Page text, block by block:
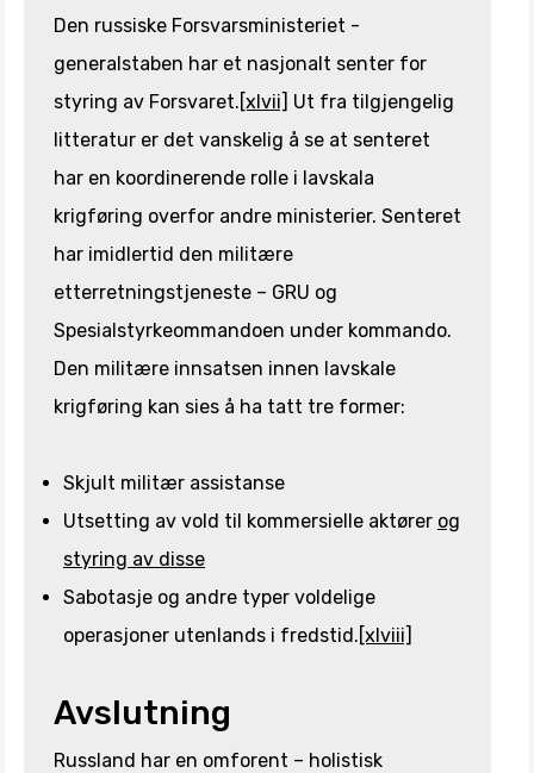
Den russiske Forsvarsministeriet -
generalstaben har et nasjonalt senter for
styring av Forsvaret.[xlvii] Ut fra tilgjengelig
litteratur er det vanskelig å se at senteret
har en koordinerende rolle i lavskala
krigføring overfor andre ministerier. Senteret
har imidlertid den militære
etterretningstjeneste – GRU og
Spesialstyrkeommandoen under kommando.
Den militære innsatsen innen lavskale
krigføring kan sies å ha tatt tre former:
Skjult militær assistanse
Utsetting av vold til kommersielle aktører og
styring av disse
Sabotasje og andre typer voldelige
operasjoner utenlands i fredstid.[xlviii]
Avslutning
Russland har en omforent – holistisk